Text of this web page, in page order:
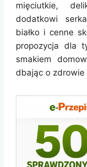
mięciutkie,
dodatkowi
białko i cenne
propozycja dla
smakiem
dbając o zdrowie